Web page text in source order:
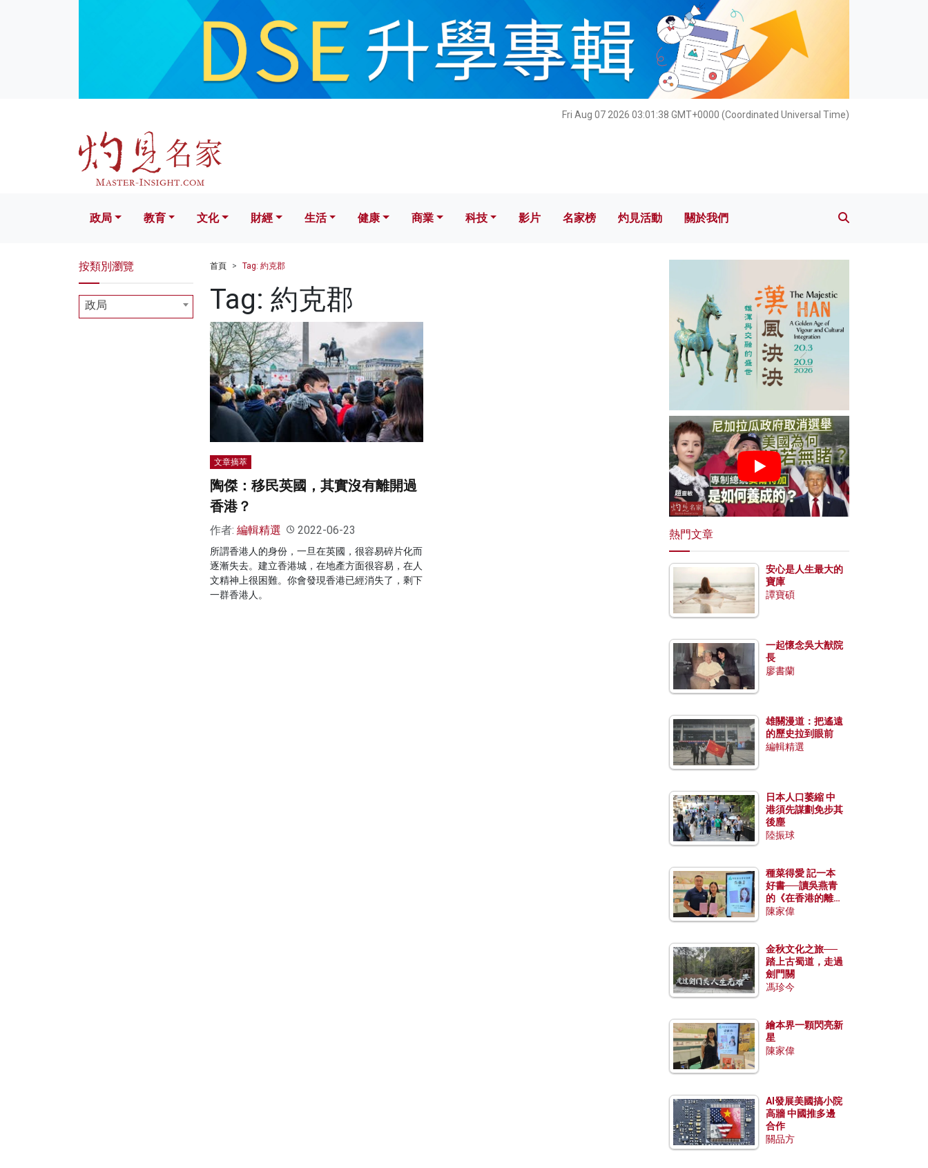
Fri Aug 07 2026 03:01:39 GMT+0000 (Coordinated Universal Time)
文化 財經 生活 健康 科技 影片 名家榜 灼見活動 關於我們
政局 教育 文化 財經 生活 健康 商業 科技 影片 名家榜 灼見活動 關於我們
首頁 Tag: 約克郡
Tag: 約克郡
文章摘萃
陶傑：移民英國，其實沒有離開過
香港？
作者: 編輯精選 2022-06-23
所謂香港人的身份，一旦在英國，很容易碎片化而
逐漸失去。建立香港城，在地產方面很容易，在人
文精神上很困難。你會發現香港已經消失了，剩下
一群香港人。
按類別瀏覽
政局
熱門文章
安心是人生最大的
寶庫
譚寶碩
一起懷念吳大猷院
長
廖書蘭
雄關漫道：把遙遠
的歷史拉到眼前
編輯精選
日本人口萎縮 中
港須先謀劃免步其
後塵
陸振球
種菜得愛 記一本
好書──讀吳燕青
的《在香港的離島
種菜》
陳家偉
金秋文化之旅──
踏上古蜀道，走過
劍門關
馮珍今
繪本界一顆閃亮新
星
陳家偉
AI發展美國搞小院
高牆 中國推多邊
合作
關品方